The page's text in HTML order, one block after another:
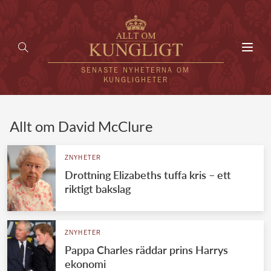
SENASTE NYHETERNA OM
KUNGLIGHETER
UTLÄNDSKT
VÄRLDENS KUNGAHUS
Svenska kungahuset
Brittiska kungahuset
REDAKTION
Allt om David McClure
ZNYHETER
Drottning Elizabeths tuffa kris – ett
riktigt bakslag
ZNYHETER
Pappa Charles räddar prins Harrys
ekonomi